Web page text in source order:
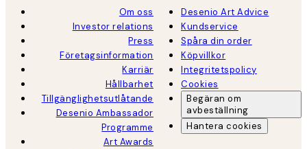
Om oss
Investor relations
Press
Företagsinformation
Karriär
Hållbarhet
Tillgänglighetsutlåtande
Desenio Ambassador
Programme
Art Awards
Desenio Art Advice
Kundservice
Spåra din order
Köpvillkor
Integritetspolicy
Cookies
Begäran om
avbeställning
Hantera cookies